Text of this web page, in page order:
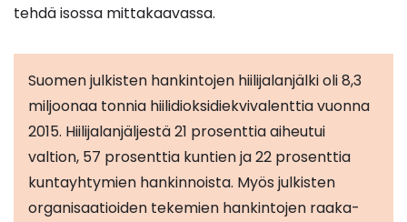
tehdä isossa mittakaavassa.
Suomen julkisten hankintojen hiilijalanjälki oli 8,3
miljoonaa tonnia hiilidioksidiekvivalenttia vuonna
2015. Hiilijalanjäljestä 21 prosenttia aiheutui
valtion, 57 prosenttia kuntien ja 22 prosenttia
kuntayhtymien hankinnoista. Myös julkisten
organisaatioiden tekemien hankintojen raaka-